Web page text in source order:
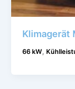
Klimagerät
66 kW,